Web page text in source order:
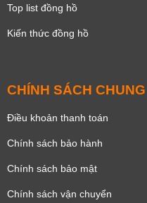
Top list đồng hồ
Kiến thức đồng hồ
CHÍNH SÁCH CHUNG
Điều khoản thanh toán
Chính sách bảo hành
Chính sách bảo mật
Chính sách vận chuyển